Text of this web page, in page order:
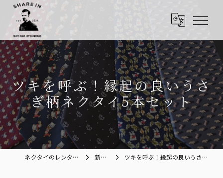
ツキを呼ぶ！縁起の良いうさ
ぎ柄ネクタイ5本セット
ネクタイのレンタルならShare in 新着情報 ツキを呼ぶ！縁起の良いうさぎ柄ネクタイ5本セット